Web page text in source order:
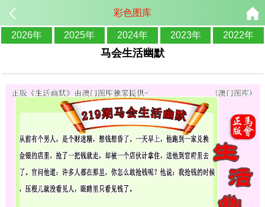
彩色图库
2026年 2025年 2024年 2023年 2022年
马会生活幽默